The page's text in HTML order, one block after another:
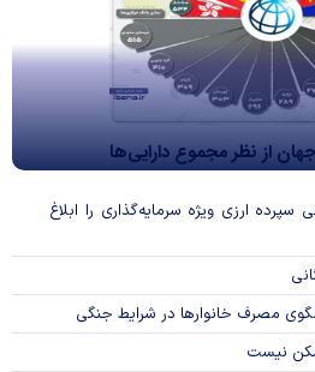
از نظر مجموع دارایی‌ها
ارزی ویژه سرمایه‌گذاری را ابلاغ
مصرف خانوار‌ها در شرایط جنگی
نیست